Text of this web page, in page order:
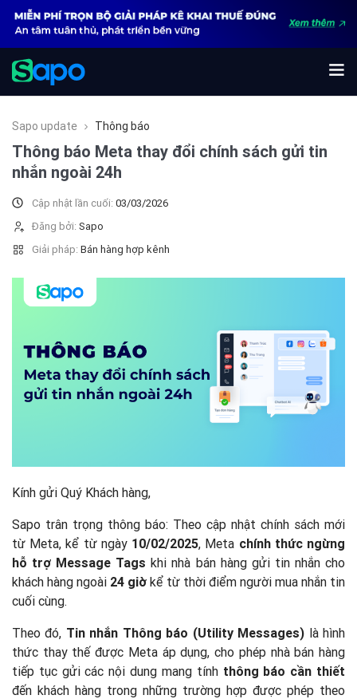
Sapo update Thông báo
Thông báo Meta thay đổi chính sách gửi tin
nhắn ngoài 24h
Cập nhật lần cuối: 03/03/2026
Đăng bởi: Sapo
Giải pháp: Bán hàng hợp kênh
Kính gửi Quý Khách hàng,
Sapo trân trọng thông báo: Theo cập nhật chính sách mới
từ Meta, kể từ ngày10/02/2025, Meta chính thức ngừng
hỗ trợ Message Tagskhi nhà bán hàng gửi tin nhắn cho
khách hàng ngoài 24 giờ kể từ thời điểm người mua nhắn tin
cuối cùng.
Theo đó, Tin nhắn Thông báo (Utility Messages) là hình
thức thay thế được Meta áp dụng, cho phép nhà bán hàng
tiếp tục gửi các nội dung mang tính thông báo cần thiết
đến khách hàng trong những trường hợp được phép theo